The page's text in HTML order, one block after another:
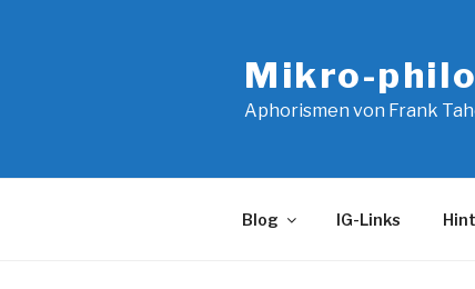
Mikro-
Aphorismen von Frank
Blog IG-Links